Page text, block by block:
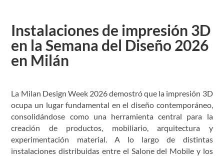
Instalaciones de impresión 3D
en la Semana del Diseño 2026
en Milán
La Milan Design Week 2026 demostró que la impresión 3D
ocupa un lugar fundamental en el diseño contemporáneo,
consolidándose como una herramienta central para la
creación de productos, mobiliario, arquitectura y
experimentación material. A lo largo de distintas
instalaciones distribuidas entre el Salone del Mobile y los